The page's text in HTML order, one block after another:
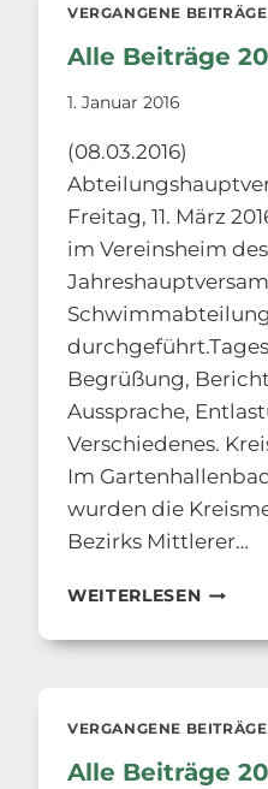
VERGANGENE BEITRÄGE
Alle Beiträge
1. Januar 2016
(08.03.2016)
Freitag, 11. März
im Vereinsheim
Schwimmabteilung
Begrüßung,
Aussprache,
Verschiedenes.
Im
wurden die
Bezirks Mittlerer…
WEITERLESENALLE
2016
VERGANGENE BEITRÄGE
Alle Beiträge